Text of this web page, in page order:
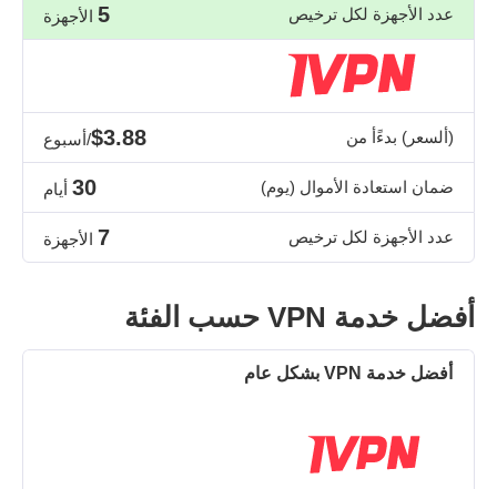
عدد الأجهزة لكل ترخيص 5 الأجهزة
(ألسعر) بدءًأ من $3.88/أسبوع
ضمان استعادة الأموال (يوم) 30 أيام
عدد الأجهزة لكل ترخيص 7 الأجهزة
أفضل خدمة VPN حسب الفئة
أفضل خدمة VPN بشكل عام